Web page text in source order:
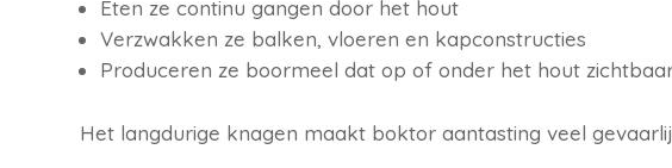
Eten ze continu gangen door het hout
Verzwakken ze balken, vloeren en kapconstructies
Produceren ze boormeel dat op of onder het hout
Het langdurige knagen maakt boktor aantasting veel